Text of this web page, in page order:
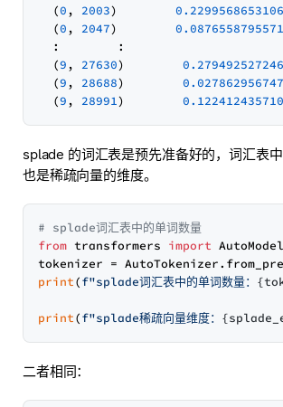
  (
0 , 2003)
  (
0 , 2047)
  :        :
  (
9 , 27630)
  (
9 , 28688)
  (
9 , 28991)
splade 的词汇表是预先准备好的，词汇表
也是稀疏向量的维度。
# splade词汇表中的单词数量
from transformers import
print(f"splade词汇表中的单词数量：
print(f"splade稀疏向量维度：
二者相同：